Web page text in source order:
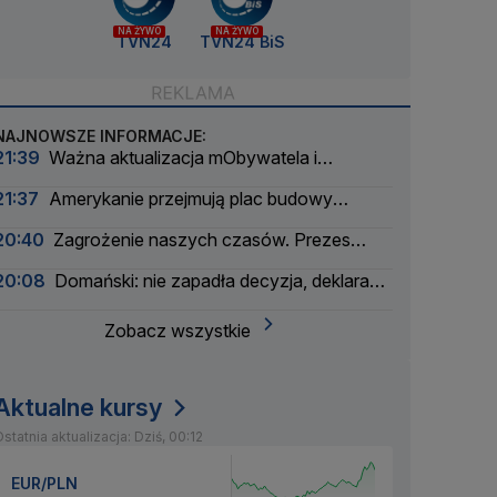
NA ŻYWO
TVN24
NA ŻYWO
TVN24 BiS
INFORMACJE:
Ważna aktualizacja mObywatela i
Amerykanie przejmują plac budowy
Zagrożenie naszych czasów. Prezes
Domański: nie zapadła decyzja, deklaracja
Zobacz wszystkie
kursy
aktualizacja: Dziś, 00:12
EUR/PLN